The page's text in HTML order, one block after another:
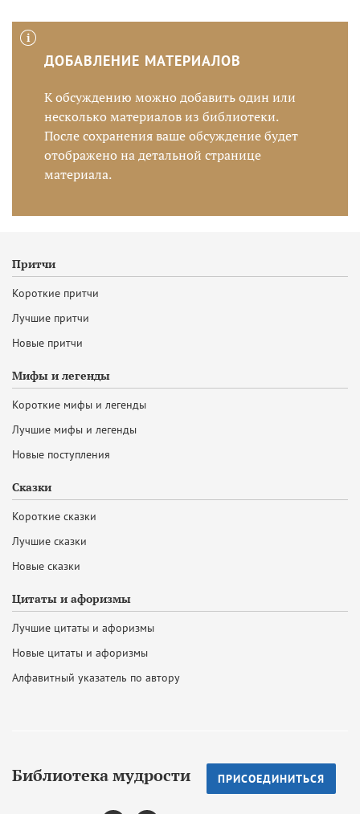
ДОБАВЛЕНИЕ МАТЕРИАЛОВ
К обсуждению можно добавить один или
несколько материалов из библиотеки.
После сохранения ваше обсуждение будет
отображено на детальной странице
материала.
Притчи
Короткие притчи
Лучшие притчи
Новые притчи
Мифы и легенды
Короткие мифы и легенды
Лучшие мифы и легенды
Новые поступления
Сказки
Короткие сказки
Лучшие сказки
Новые сказки
Цитаты и афоризмы
Лучшие цитаты и афоризмы
Новые цитаты и афоризмы
Алфавитный указатель по автору
Библиотека мудрости ПРИСОЕДИНИТЬСЯ